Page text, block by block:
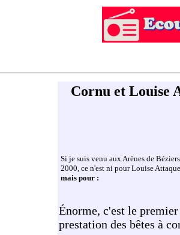
Cornu et Louise
Si je suis venu aux Arènes de
2000, ce n'est ni pour Louise
mais pour :
Énorme, c'est le
prestation des bêtes à